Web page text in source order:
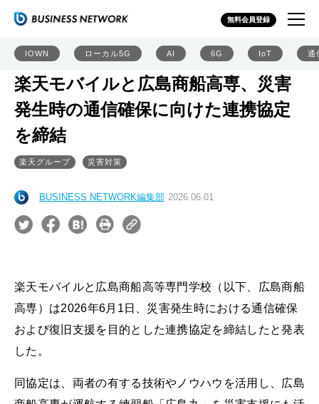
無料会員登録
IOWN ローカル5G AI 6G IoT 通
楽天モバイルと広島商船高専、災害
発生時の通信確保に向けた連携協定
を締結
楽天グループ 災害対策
BUSINESS NETWORK編集部 2026.06.01
楽天モバイルと広島商船高等専門学校（以下、広島商船
高専）は2026年6月1日、災害発生時における通信確保
および復旧支援を目的とした連携協定を締結したと発表
した。
同協定は、両者の有する技術やノウハウを活用し、広島